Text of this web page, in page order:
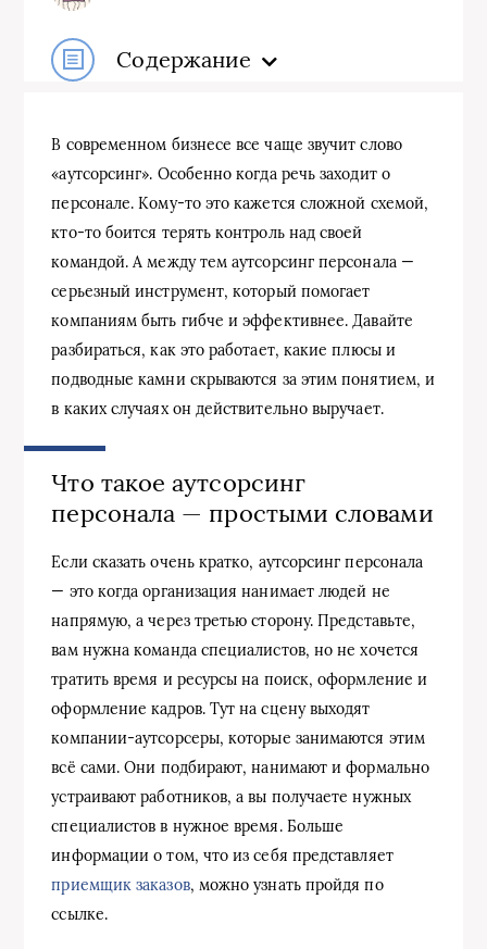
Содержание
В современном бизнесе все чаще звучит слово
«аутсорсинг». Особенно когда речь заходит о
персонале. Кому-то это кажется сложной схемой,
кто-то боится терять контроль над своей
командой. А между тем аутсорсинг персонала —
серьезный инструмент, который помогает
компаниям быть гибче и эффективнее. Давайте
разбираться, как это работает, какие плюсы и
подводные камни скрываются за этим понятием, и
в каких случаях он действительно выручает.
Что такое аутсорсинг
персонала — простыми словами
Если сказать очень кратко, аутсорсинг персонала
— это когда организация нанимает людей не
напрямую, а через третью сторону. Представьте,
вам нужна команда специалистов, но не хочется
тратить время и ресурсы на поиск, оформление и
оформление кадров. Тут на сцену выходят
компании-аутсорсеры, которые занимаются этим
всё сами. Они подбирают, нанимают и формально
устраивают работников, а вы получаете нужных
специалистов в нужное время. Больше
информации о том, что из себя представляет
приемщик заказов, можно узнать пройдя по
ссылке.